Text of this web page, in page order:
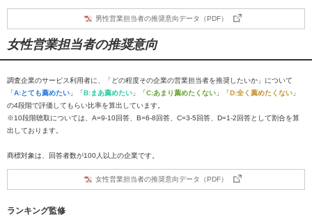
男性営業担当者の推奨意向データ（PDF）
女性営業担当者の推奨意向
調査企業のサービス利用者に、「どの程度その企業の営業担当者を推奨したいか」について
「A:とても薦めたい 」「B:まあ薦めたい 」「C:あまり薦めたくない 」「D:全く薦めたくない 」
の4段階で評価してもらい比率を算出しています。
※10段階聴取については、A=9-10回答、B=6-8回答、C=3-5回答、D=1-2回答として割合を算
出しております。
商標対象は、回答者数が100人以上の企業です。
女性営業担当者の推奨意向データ（PDF）
ランキング監修